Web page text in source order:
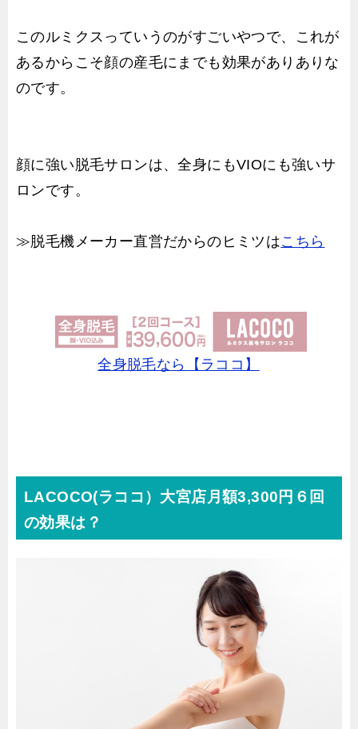
このルミクスっていうのがすごいやつで、これが
あるからこそ顔の産毛にまでも効果がありありな
のです。
顔に強い脱毛サロンは、全身にもVIOにも強いサ
ロンです。
≫脱毛機メーカー直営だからのヒミツはこちら
全身脱毛なら【ラココ】
LACOCO(ラココ）大宮店月額3,300円６回
の効果は？